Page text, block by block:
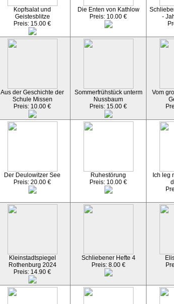
Kopfsalat und
Geistesblitze
Preis: 15.00 €
Die Enten von Kathlow
Preis: 10.00 €
-
Aus der Geschichte der
Schule Missen
Preis: 10.00 €
Sommerfrühstück unterm
Nussbaum
Preis: 15.00 €
Vom
Der Deulowitzer See
Preis: 20.00 €
Ruhestörung
Preis: 10.00 €
Ich leg
Kleinstadtspiegel
Rothenburg 2024
Preis: 14.90 €
Schliebener Hefte 4
Preis: 8.00 €